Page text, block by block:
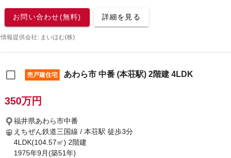
お問い合わせ(無料) 詳細を見る
情報提供会社: まいほむ(株)
売戸建住宅 あわら市 中番 (本荘駅) 2階建 4LDK
350万円
福井県あわら市中番
えちぜん鉄道三国線 / 本荘駅 徒歩3分
4LDK(104.57㎡) 2階建
1975年9月(築51年)